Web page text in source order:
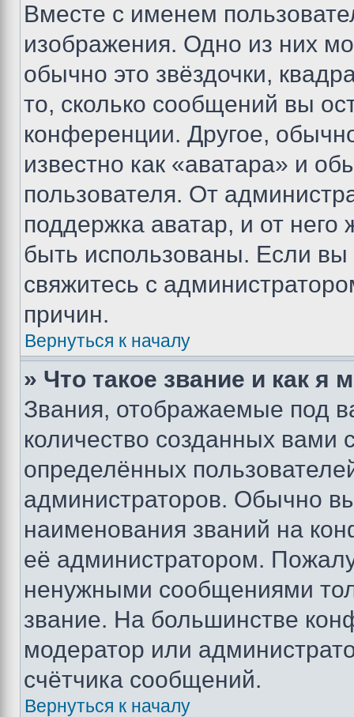
Вместе с именем
изображения. Одно из них
обычно это звёздочки,
то, сколько сообщений вы
конференции. Другое,
известно как «аватара» и
пользователя. От
поддержка аватар, и от него
быть использованы. Если
свяжитесь с
причин.
Вернуться к началу
» Что такое звание и как я
Звания, отображаемые под
количество созданных
определённых
администраторов. Обычно
наименования званий на
её администратором.
ненужными сообщениями
звание. На большинстве
модератор или
счётчика сообщений.
Вернуться к началу